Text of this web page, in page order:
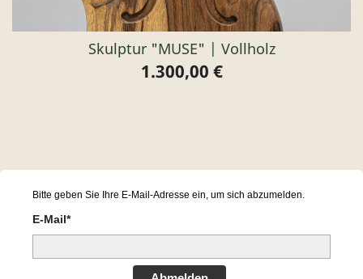
Skulptur "MUSE" | Vollholz
Preis
1.300,00 €
Bitte geben Sie Ihre E-Mail-Adresse ein, um sich abzumelden.
E-Mail*